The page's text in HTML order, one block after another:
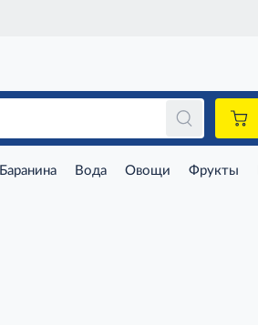
Баранина Вода Овощи Фрукты